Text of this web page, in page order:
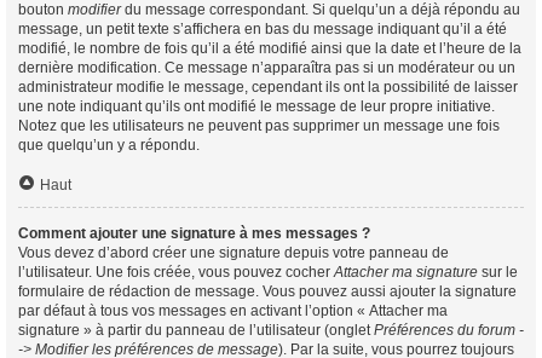
bouton modifierdu message correspondant. Si quelqu’un a déjà répondu au
message, un petit texte s’affichera en bas du message indiquant qu’il a été
modifié, le nombre de fois qu’il a été modifié ainsi que la date et l’heure de la
dernière modification. Ce message n’apparaîtra pas si un modérateur ou un
administrateur modifie le message, cependant ils ont la possibilité de laisser
une note indiquant qu’ils ont modifié le message de leur propre initiative.
Notez que les utilisateurs ne peuvent pas supprimer un message une fois
que quelqu’un y a répondu.
Haut
Comment ajouter une signature à mes messages ?
Vous devez d’abord créer une signature depuis votre panneau de
l’utilisateur. Une fois créée, vous pouvez cocherAttacher ma signature sur le
formulaire de rédaction de message. Vous pouvez aussi ajouter la signature
par défaut à tous vos messages en activant l’option « Attacher ma
signature » à partir du panneau de l’utilisateur (ongletPréférences du forum -
-> Modifier les préférences de message). Par la suite, vous pourrez toujours